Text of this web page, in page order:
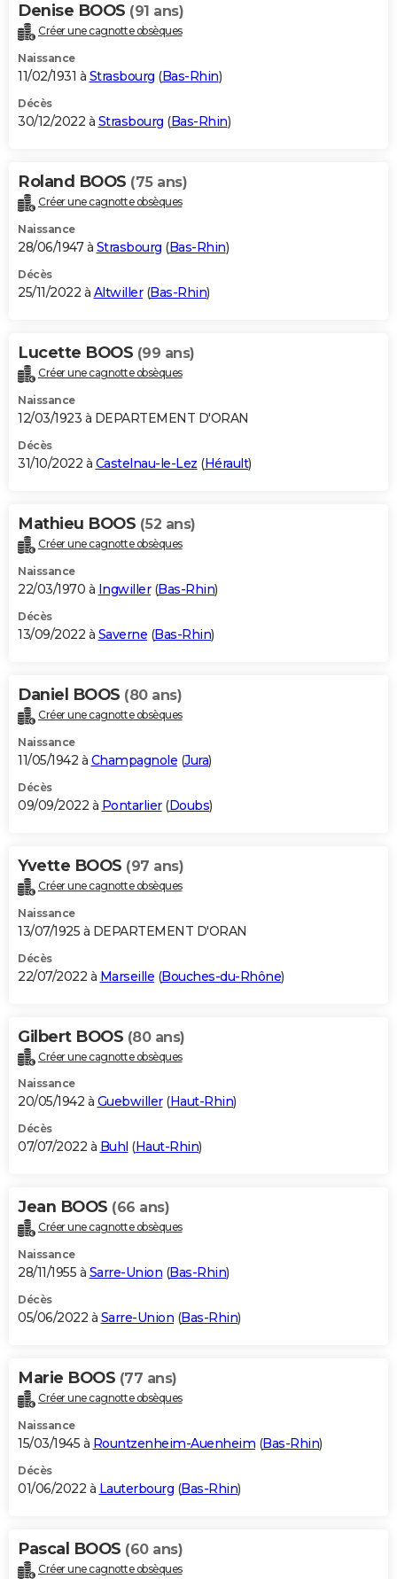
Denise BOOS (91 ans)
Créer une cagnotte obsèques
Naissance
11/02/1931 à Strasbourg (Bas-Rhin)
Décès
30/12/2022 à Strasbourg (Bas-Rhin)
Roland BOOS (75 ans)
Créer une cagnotte obsèques
Naissance
28/06/1947 à Strasbourg (Bas-Rhin)
Décès
25/11/2022 à Altwiller(Bas-Rhin)
Lucette BOOS (99 ans)
Créer une cagnotte obsèques
Naissance
12/03/1923 à DEPARTEMENT D'ORAN
Décès
31/10/2022 à Castelnau-le-Lez (Hérault)
Mathieu BOOS (52 ans)
Créer une cagnotte obsèques
Naissance
22/03/1970 à Ingwiller(Bas-Rhin)
Décès
13/09/2022 à Saverne (Bas-Rhin)
Daniel BOOS (80 ans)
Créer une cagnotte obsèques
Naissance
11/05/1942 à Champagnole (Jura)
Décès
09/09/2022 à Pontarlier(Doubs)
Yvette BOOS (97 ans)
Créer une cagnotte obsèques
Naissance
13/07/1925 à DEPARTEMENT D'ORAN
Décès
22/07/2022 à Marseille (Bouches-du-Rhône)
Gilbert BOOS (80 ans)
Créer une cagnotte obsèques
Naissance
20/05/1942 à Guebwiller(Haut-Rhin)
Décès
07/07/2022 à Buhl (Haut-Rhin)
Jean BOOS (66 ans)
Créer une cagnotte obsèques
Naissance
28/11/1955 à Sarre-Union (Bas-Rhin)
Décès
05/06/2022 à Sarre-Union (Bas-Rhin)
Marie BOOS (77 ans)
Créer une cagnotte obsèques
Naissance
15/03/1945 à Rountzenheim-Auenheim (Bas-Rhin)
Décès
01/06/2022 à Lauterbourg (Bas-Rhin)
Pascal BOOS (60 ans)
Créer une cagnotte obsèques